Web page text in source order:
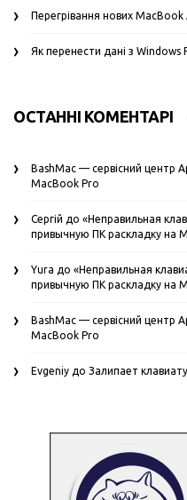
Перегрівання нових
Як перенести дані з Windows
ОСТАННІ КОМЕНТАРІ
BashMac — сервісний центр
MacBook Pro
Сергій до «Неправильная
привычную ПК раскладку на
Yura до «Неправильная
привычную ПК раскладку на
BashMac — сервісний центр
MacBook Pro
Evgeniy до Залипает